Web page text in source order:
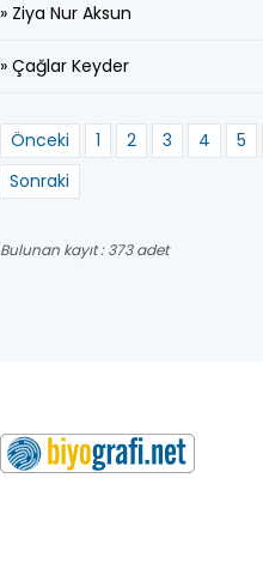
» Ziya Nur Aksun
» Çağlar Keyder
Önceki 1 2 3 4 5
Sonraki
Bulunan kayıt : 373 adet